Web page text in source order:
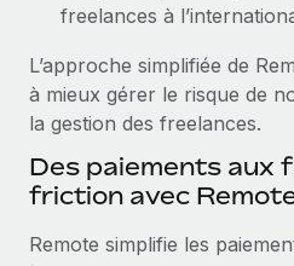
En savoir plus
Comment Phiture gère
répartis dans 19 pays
Phiture, un leader notable du
croissance mobile internationale,
En savoir plus
freelances à
L’approche simplifiée de
à mieux gérer le risque de
la gestion des freelances.
Des paiements aux
friction avec
Remote simplifie les